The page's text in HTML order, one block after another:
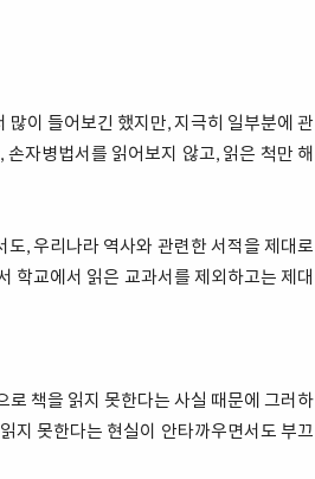
많이 들어보긴 했지만, 지극히 일부분에 관
자병법서를 읽어보지 않고, 읽은 척만 해
, 우리나라 역사와 관련한 서적을 제대로
학교에서 읽은 교과서를 제외하고는 제대
로 책을 읽지 못한다는 사실 때문에 그러하
지 못한다는 현실이 안타까우면서도 부끄